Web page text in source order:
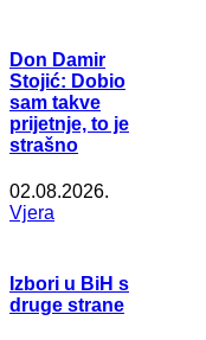
Don Damir
Stojić: Dobio
sam takve
prijetnje, to je
strašno
02.08.2026.
Vjera
Izbori u BiH s
druge strane